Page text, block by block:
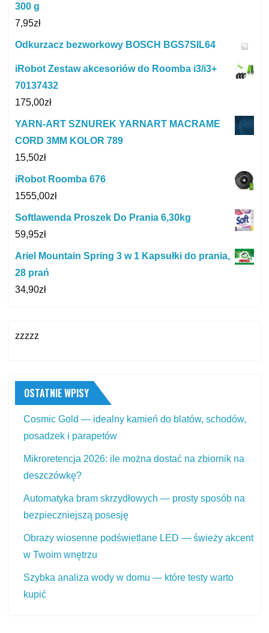
300 g
7,95zł
Odkurzacz bezworkowy BOSCH BGS7SIL64
iRobot Zestaw akcesoriów do Roomba i3/i3+
70137432
175,00zł
YARN-ART SZNUREK YARNART MACRAME
CORD 3MM KOLOR 789
15,50zł
iRobot Roomba 676
1555,00zł
Softlawenda Proszek Do Prania 6,30kg
59,95zł
Ariel Mountain Spring 3 w 1 Kapsułki do prania,
28 prań
34,90zł
zzzzz
OSTATNIE WPISY
Cosmic Gold — idealny kamień do blatów, schodów,
posadzek i parapetów
Mikroretencja 2026: ile można dostać na zbiornik na
deszczówkę?
Automatyka bram skrzydłowych — prosty sposób na
bezpieczniejszą posesję
Obrazy wiosenne podświetlane LED — świeży akcent
w Twoim wnętrzu
Szybka analiza wody w domu — które testy warto
kupić